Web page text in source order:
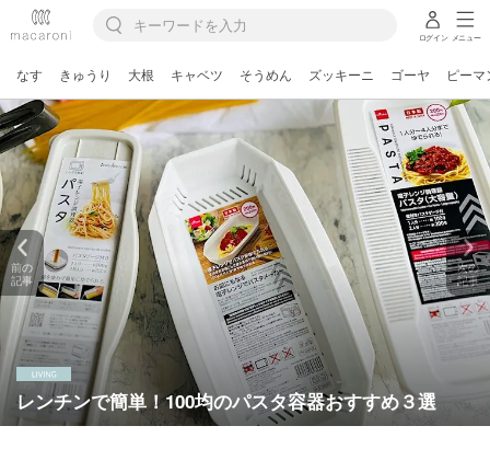
ログイン メニュー
なす きゅうり 大根 キャベツ そうめん ズッキーニ ゴーヤ ピーマ
レンチンで簡単！100均のパスタ容器おすすめ３選
前の
記事
次の
記事